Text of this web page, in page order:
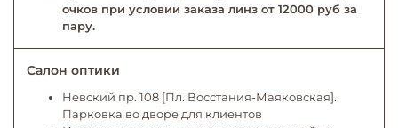
очков при условии заказа линз от 12000 руб за
пару.
Салон оптики
Невский пр. 108 [Пл. Восстания-Маяковская].
Парковка во дворе для клиентов